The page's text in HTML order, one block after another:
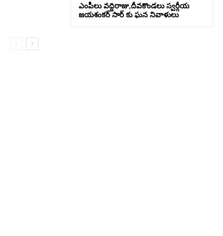
ఎంపీలు వద్దిరాజు,దీవకొండలు స్వర్గీయ
జయశంకర్ సార్ కు ఘన నివాళులు